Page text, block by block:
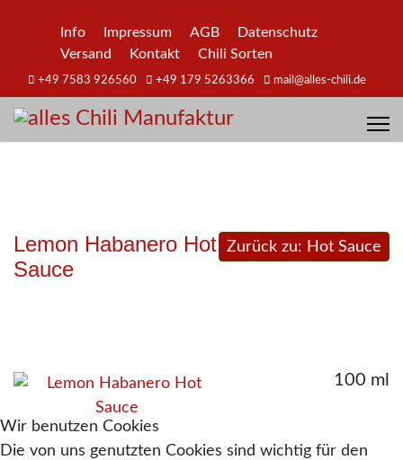
Info Impressum AGB
Datenschutz
Versand
Kontakt Chili Sorten
+49 7583 926560 +49 179 5263366 mail@alles-chili.de
Zurück zu: Hot Sauce
Lemon Habanero Hot
Sauce
100 ml
Wir benutzen Cookies
Die von uns genutzten Cookies sind wichtig für den